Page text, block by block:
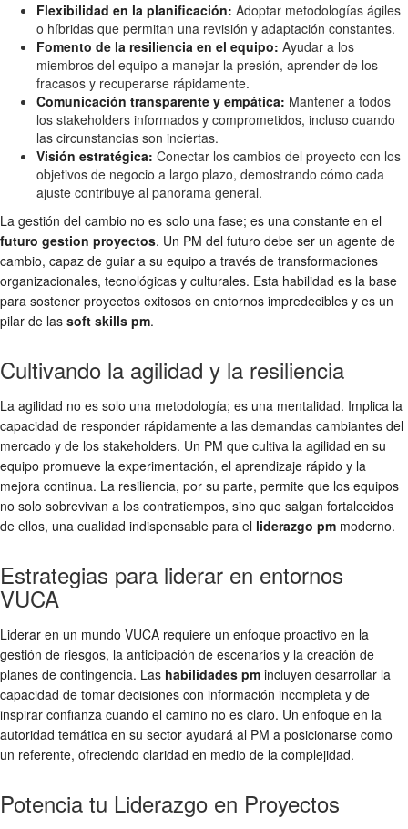
Flexibilidad en la planificación: Adoptar metodologías ágiles
o híbridas que permitan una revisión y adaptación constantes.
Fomento de la resiliencia en el equipo: Ayudar a los
miembros del equipo a manejar la presión, aprender de los
fracasos y recuperarse rápidamente.
Comunicación transparente y empática: Mantener a todos
los stakeholders informados y comprometidos, incluso cuando
las circunstancias son inciertas.
Visión estratégica: Conectar los cambios del proyecto con los
objetivos de negocio a largo plazo, demostrando cómo cada
ajuste contribuye al panorama general.
La gestión del cambio no es solo una fase; es una constante en el
futuro gestion proyectos. Un PM del futuro debe ser un agente de
cambio, capaz de guiar a su equipo a través de transformaciones
organizacionales, tecnológicas y culturales. Esta habilidad es la base
para sostener proyectos exitosos en entornos impredecibles y es un
pilar de las soft skills pm.
Cultivando la agilidad y la resiliencia
La agilidad no es solo una metodología; es una mentalidad. Implica la
capacidad de responder rápidamente a las demandas cambiantes del
mercado y de los stakeholders. Un PM que cultiva la agilidad en su
equipo promueve la experimentación, el aprendizaje rápido y la
mejora continua. La resiliencia, por su parte, permite que los equipos
no solo sobrevivan a los contratiempos, sino que salgan fortalecidos
de ellos, una cualidad indispensable para el liderazgo pm moderno.
Estrategias para liderar en entornos
VUCA
Liderar en un mundo VUCA requiere un enfoque proactivo en la
gestión de riesgos, la anticipación de escenarios y la creación de
planes de contingencia. Las habilidades pm incluyen desarrollar la
capacidad de tomar decisiones con información incompleta y de
inspirar confianza cuando el camino no es claro. Un enfoque en la
autoridad temática en su sector ayudará al PM a posicionarse como
un referente, ofreciendo claridad en medio de la complejidad.
Potencia tu Liderazgo en Proyectos